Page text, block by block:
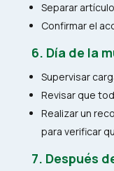
Separar
Confirmar el
6. Día de la
Supervisar
Revisar que
Realizar un
para verificar
7. Después